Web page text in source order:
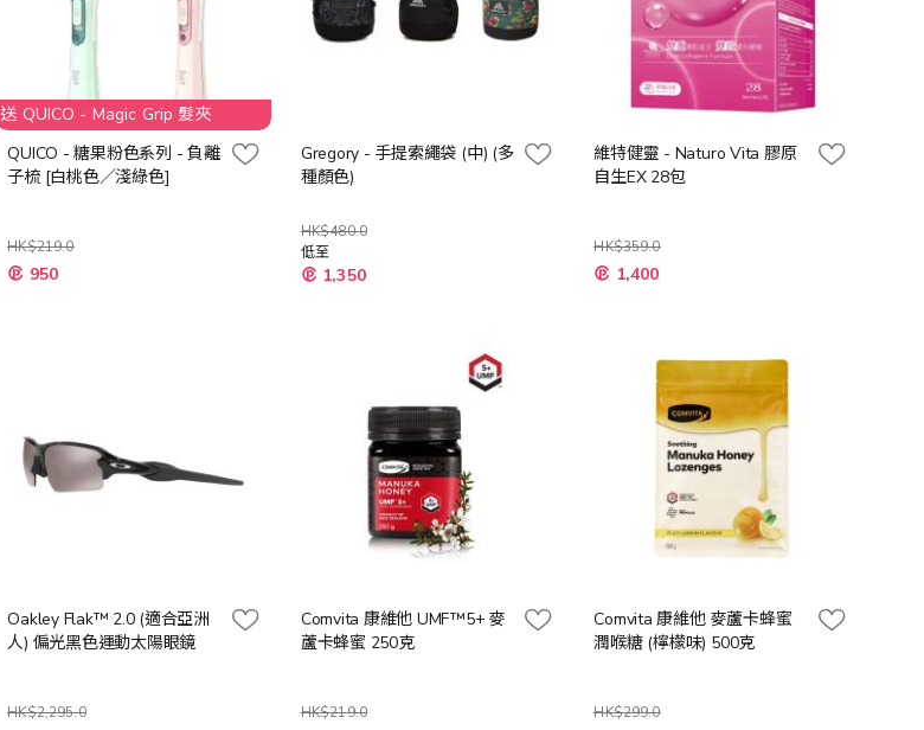
送 QUICO - Magic Grip 髮夾
QUICO - 糖果粉色系列 - 負離
子梳 [白桃色／淺綠色]
HK$219.0
950
Gregory - 手提索繩袋 (中) (多
種顏色)
HK$480.0
低至
1,350
維特健靈 - Naturo Vita 膠原
自生EX 28包
HK$359.0
特
殊 1,400
Oakley Flak™ 2.0 (適合亞洲
人) 偏光黑色運動太陽眼鏡
HK$2,295.0
Comvita 康維他 UMF™5+ 麥
蘆卡蜂蜜 250克
HK$219.0
Comvita 康維他 麥蘆卡蜂蜜
潤喉糖 (檸檬味) 500克
HK$299.0